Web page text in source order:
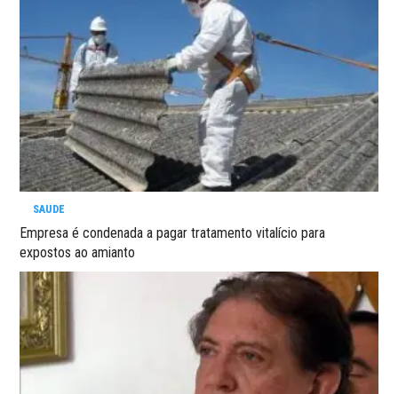
SAUDE
Empresa é condenada a pagar tratamento vitalício para
expostos ao amianto